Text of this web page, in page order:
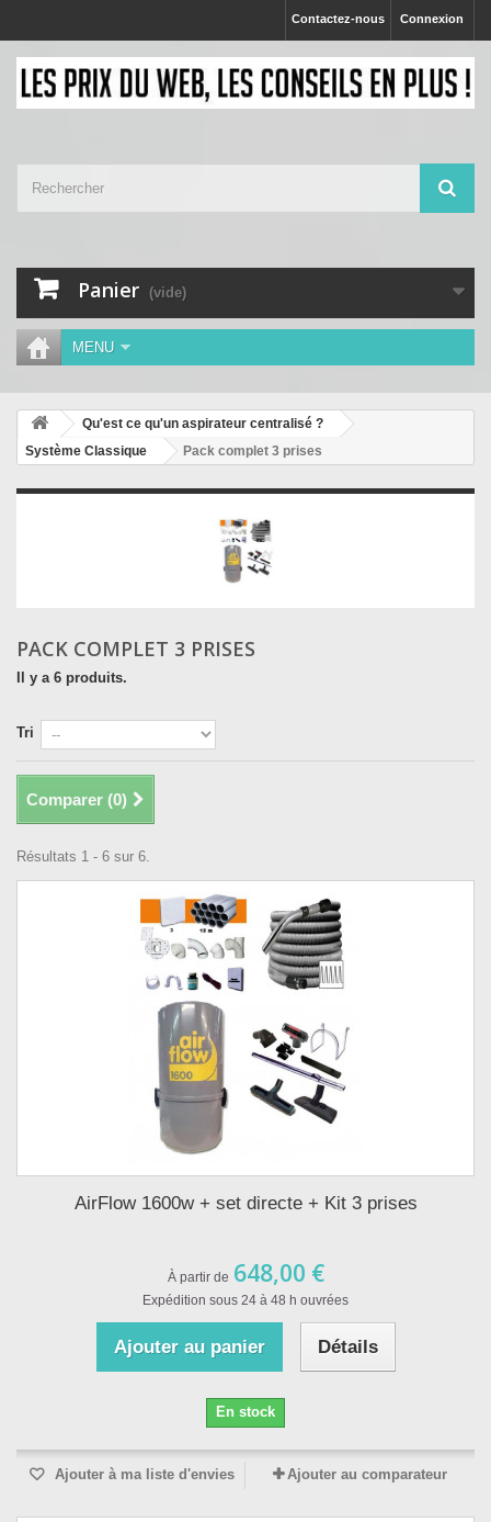
Connexion
Contactez-nous
Panier (vide)
MENU
Qu'est ce qu'un aspirateur centralisé ?
Système Classique
Pack complet 3 prises
PACK COMPLET 3 PRISES
Il y a 6 produits.
Tri
Comparer (0)
Résultats 1 - 6 sur 6.
AirFlow 1600w + set directe + Kit 3 prises
À partir de 648,00 €
Expédition sous 24 à 48 h ouvrées
Ajouter au panier Détails
En stock
Ajouter à ma liste d'envies Ajouter au comparateur